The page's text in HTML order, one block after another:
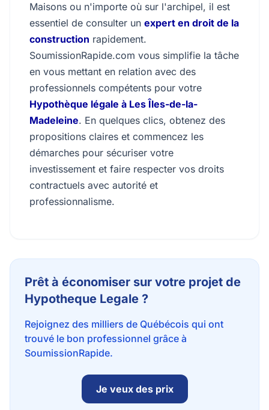
Maisons ou n'importe où sur l'archipel, il est
essentiel de consulter un expert en droit de la
construction rapidement.
SoumissionRapide.com vous simplifie la tâche
en vous mettant en relation avec des
professionnels compétents pour votre
Hypothèque légale à Les Îles-de-la-
Madeleine. En quelques clics, obtenez des
propositions claires et commencez les
démarches pour sécuriser votre
investissement et faire respecter vos droits
contractuels avec autorité et
professionnalisme.
Prêt à économiser sur votre projet de
Hypotheque Legale ?
Rejoignez des milliers de Québécois qui ont
trouvé le bon professionnel grâce à
SoumissionRapide.
Je veux des prix